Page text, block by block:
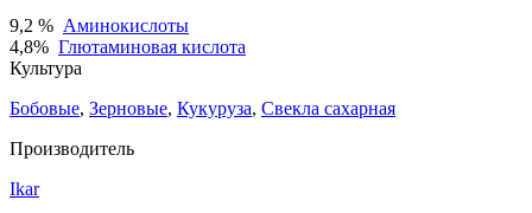
9,2 % Аминокислоты
4,8% Глютаминовая кислота
Культура
Бобовые, Зерновые, Кукуруза, Свекла сахарная
Производитель
Ikar